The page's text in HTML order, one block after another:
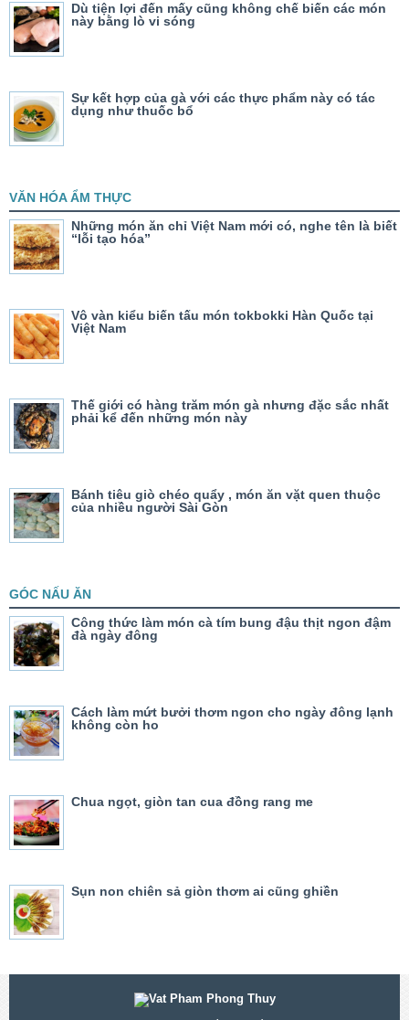
Dù tiện lợi đến mấy cũng không chế biến các món
này bằng lò vi sóng
Sự kết hợp của gà với các thực phẩm này có tác
dụng như thuốc bổ
VĂN HÓA ẨM THỰC
Những món ăn chỉ Việt Nam mới có, nghe tên là biết
“lỗi tạo hóa”
Vô vàn kiểu biến tấu món tokbokki Hàn Quốc tại
Việt Nam
Thế giới có hàng trăm món gà nhưng đặc sắc nhất
phải kể đến những món này
Bánh tiêu giò chéo quẩy , món ăn vặt quen thuộc
của nhiều người Sài Gòn
GÓC NẤU ĂN
Công thức làm món cà tím bung đậu thịt ngon đậm
đà ngày đông
Cách làm mứt bưởi thơm ngon cho ngày đông lạnh
không còn ho
Chua ngọt, giòn tan cua đồng rang me
Sụn non chiên sả giòn thơm ai cũng ghiền